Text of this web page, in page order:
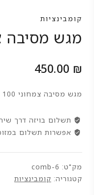
קומבינציות
מגש מסיבה
450.00 ₪
מגש מסיבה צמחוני 100 יח'
תשלום בויזה דרך
אפשרות תשלום
מק"ט: comb-6
קטגוריה: קומבינציות